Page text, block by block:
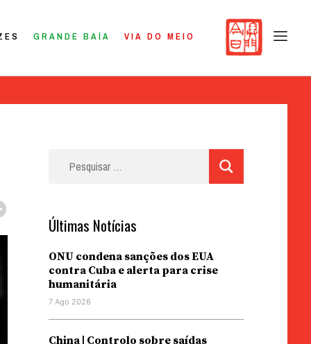
GRANDE BAÍA VIA DO MEIO
Últimas Notícias
ONU condena sanções dos EUA
contra Cuba e alerta para crise
humanitária
7 Ago 2026
China | Controlo sobre saídas